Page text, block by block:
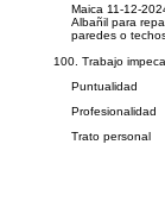
Maica 11-12-
Albañil para
paredes o
100. Trabajo
Puntualidad
Profesionalidad
Trato personal